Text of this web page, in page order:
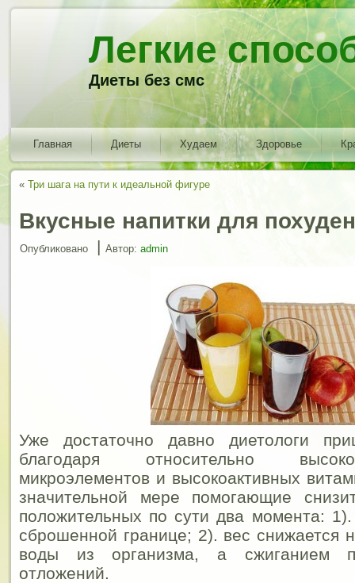
Легкие
Диеты без смс
Главная Диеты Худаем Здоровье
« Три шага на пути к идеальной фигуре
Вкусные напитки для
Опубликовано | Автор: admin
Уже достаточно давно диетологи
благодаря относительно
микроэлементов и высокоактивных
значительной мере помогающие
положительных по сути два момента:
сброшенной границе; 2). вес снижается
воды из организма, а сжиганием
отложений.